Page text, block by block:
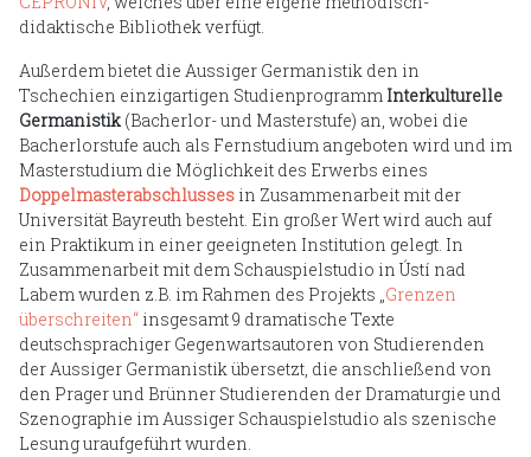
didaktische Bibliothek verfügt.
Außerdem bietet die Aussiger Germanistik den in
Tschechien einzigartigen Studienprogramm Interkulturelle
Germanistik (Bacherlor- und Masterstufe) an, wobei die
Bacherlorstufe auch als Fernstudium angeboten wird und im
Masterstudium die Möglichkeit des Erwerbs eines
Doppelmasterabschlusses in Zusammenarbeit mit der
Universität Bayreuth besteht. Ein großer Wert wird auch auf
ein Praktikum in einer geeigneten Institution gelegt. In
Zusammenarbeit mit dem Schauspielstudio in Ústí nad
Labem wurden z.B. im Rahmen des Projekts „Grenzen
überschreiten“ insgesamt 9 dramatische Texte
deutschsprachiger Gegenwartsautoren von Studierenden
der Aussiger Germanistik übersetzt, die anschließend von
den Prager und Brünner Studierenden der Dramaturgie und
Szenographie im Aussiger Schauspielstudio als szenische
Lesung uraufgeführt wurden.